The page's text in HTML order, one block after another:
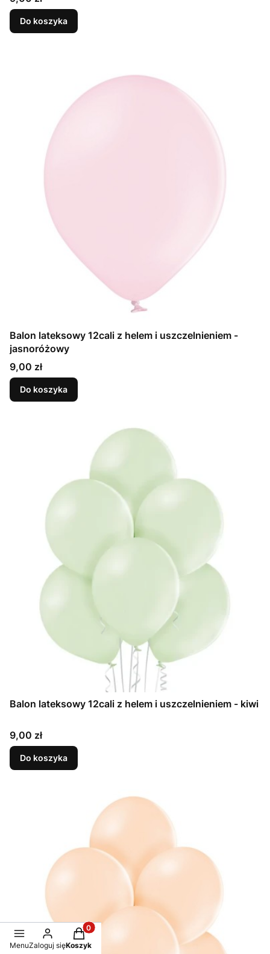
Do koszyka
Balon lateksowy 12cali z helem i uszczelnieniem -
jasnoróżowy
Cena
9,00 zł
Do koszyka
Balon lateksowy 12cali z helem i uszczelnieniem - kiwi
Cena
9,00 zł
Do koszyka
MenuZaloguj się
Produkty w koszyku: 0. Zobacz szczegóły
Koszyk